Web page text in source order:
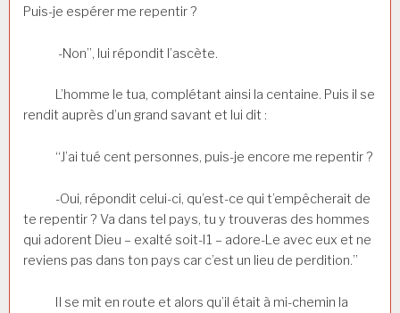
Puis-je espérer me repentir ?
-Non”, lui répondit l’ascète.
L’homme le tua, complétant ainsi la centaine. Puis il se
rendit auprès d’un grand savant et lui dit :
“J’ai tué cent personnes, puis-je encore me repentir ?
-Oui, répondit celui-ci, qu’est-ce qui t’empêcherait de
te repentir ? Va dans tel pays, tu y trouveras des hommes
qui adorent Dieu – exalté soit-I1 – adore-Le avec eux et ne
reviens pas dans ton pays car c’est un lieu de perdition.”
Il se mit en route et alors qu’il était à mi-chemin la